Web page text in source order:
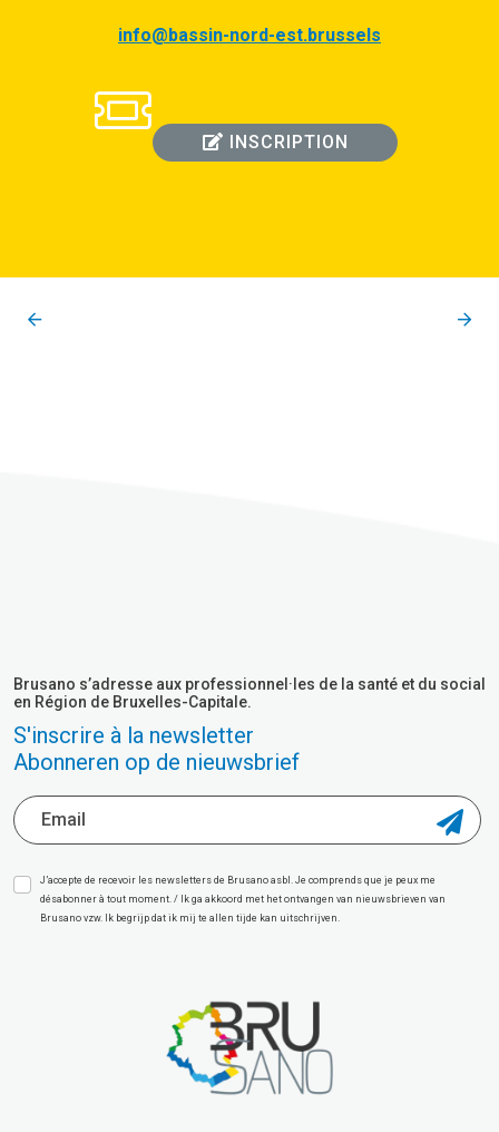
info@bassin-nord-est.brussels
INSCRIPTION
Brusano s’adresse aux professionnel·les de la santé et du social
en Région de Bruxelles-Capitale.
S'inscrire à la newsletter
Abonneren op de nieuwsbrief
J’accepte de recevoir les newsletters de Brusano asbl. Je comprends que je peux me
désabonner à tout moment. / Ik ga akkoord met het ontvangen van nieuwsbrieven van
Brusano vzw. Ik begrijp dat ik mij te allen tijde kan uitschrijven.